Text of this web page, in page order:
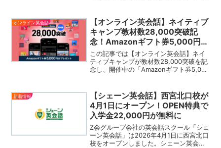
50万人を突破しています。
オンライン英会話
【オンライン英会話】ネイティブ
キャンプ教材数28,000突破記
念！Amazonギフト券5,000円分
プレゼントキャンペーン開催中
この記事では【オンライン英会話】ネイ
ティブキャンプが教材数28,000突破を記
念し、開催中の「Amazonギフト券5,000
の記事にはPRを含みますキャンペーン詳
細【オ...
新着情報
【シェーン英会話】西宮北口校が
4月1日にオープン！OPEN特典で
入学金22,000円が無料に
Z会グループ会社の英会話スクール「シェ
ーン英会話」は2026年4月1日に西宮北口
校をオープンしました。シェーン英会話